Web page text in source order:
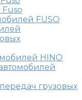
FUSO
HINO
грузовых